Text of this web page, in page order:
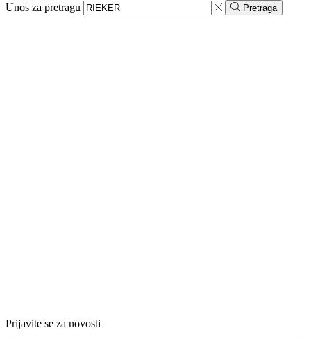
Unos za pretragu
Pretraga
Prijavite se za novosti